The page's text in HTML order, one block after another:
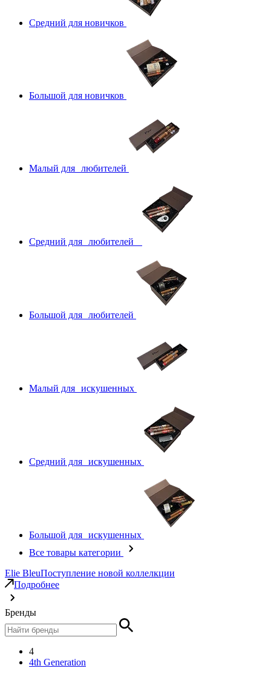
Средний для новичков
Большой для новичков
Малый для любителей
Средний для любителей
Большой для любителей
Малый для искушенных
Средний для искушенных
Большой для искушенных
Все товары категории
Elie BleuПоступление новой коллелкции
Подробнее
Бренды
4
4th Generation